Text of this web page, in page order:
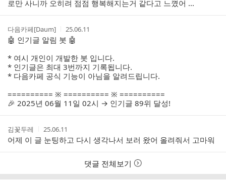
간
로만 사니까 오히려 점점 행복해지는거 같다고 느꼈어 ...
작
성
자
다음카페[Daum]
작
성
시
간
25.06.11
🤖 인기글 알림 봇 🤖
* 여시 개인이 개발한 봇 입니다.
* 인기글은 최대 3번까지 기록됩니다.
* 다음카페 공식 기능이 아님을 알려드립니다.
========== ※ ========== ※ ==========
🎉 2025년 06월 11일 02시 → 인기글 89위 달성!
작
성
자
김꽃두레
작
성
시
간
25.06.11
어제 이 글 눈팅하고 다시 생각나서 보러 왔어 올려줘서 고마워
댓글 전체보기